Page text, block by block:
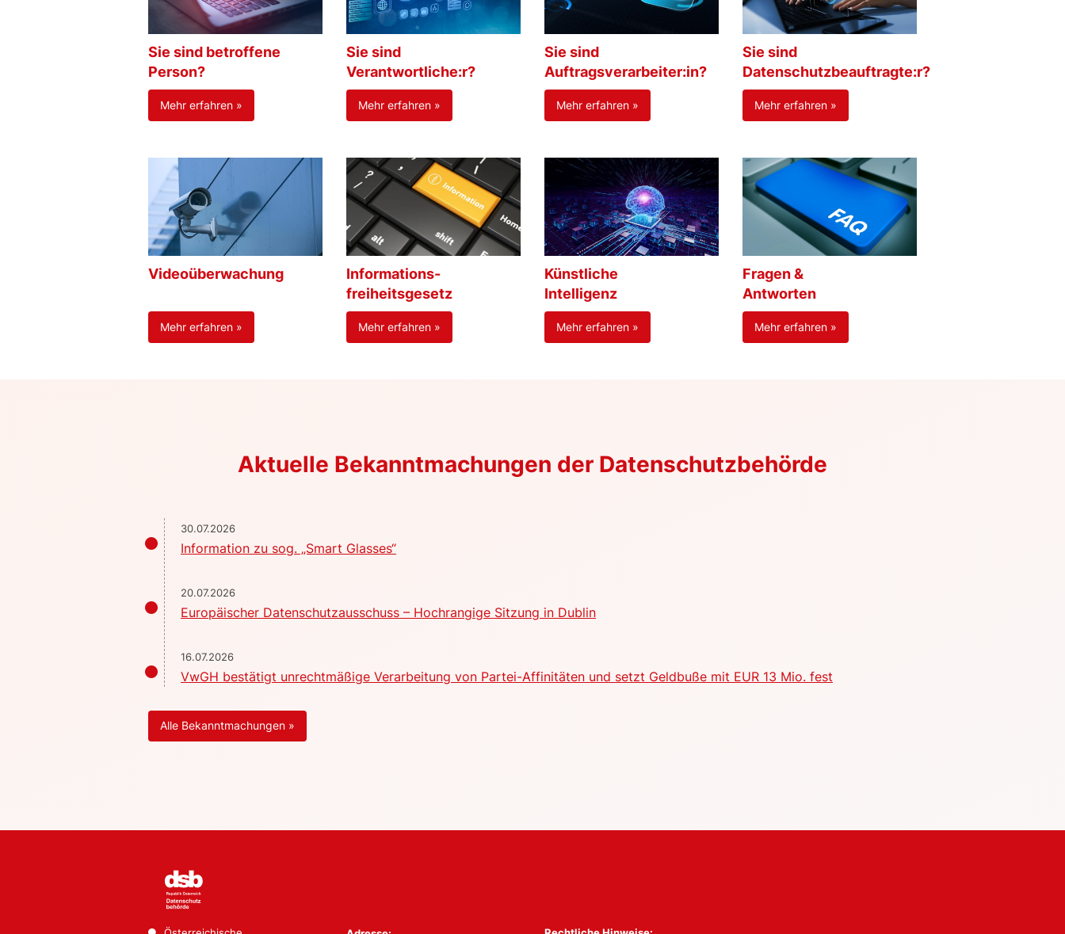
Sie sind betroffene
Person?
Mehr erfahren »
Sie sind
Verantwortliche:r?
Mehr erfahren »
Sie sind
Auftragsverarbeiter:in?
Mehr erfahren »
Sie sind
Datenschutzbeauftragte:r?
Mehr erfahren »
Videoüberwachung
Mehr erfahren »
Informations-
freiheitsgesetz
Mehr erfahren »
Künstliche
Intelligenz
Mehr erfahren »
Fragen &
Antworten
Mehr erfahren »
Aktuelle Bekanntmachungen der Datenschutzbehörde
30.07.2026
Information zu sog. „Smart Glasses“
20.07.2026
Europäischer Datenschutzausschuss – Hochrangige Sitzung in Dublin
16.07.2026
VwGH bestätigt unrechtmäßige Verarbeitung von Partei-Affinitäten und setzt Geldbuße mit EUR 13 Mio. fest
Alle Bekanntmachungen »